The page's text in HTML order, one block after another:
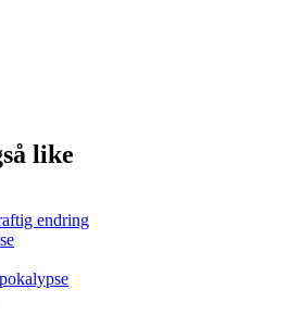
like
endring